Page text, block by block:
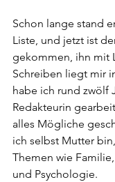
Schon lange stand
Liste, und jetzt ist
gekommen, ihn mit
Schreiben liegt mir
habe ich rund zwölf
Redakteurin
alles Mögliche
ich selbst Mutter
Themen wie
und Psychologie.